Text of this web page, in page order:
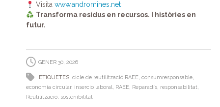
Visita www.andromines.net
Transforma residus en recursos. I històries en
futur.
GENER 30, 2026
ETIQUETES: cicle de reutilització RAEE, consumresponsable,
economia circular, insercio laboral, RAEE, Reparadís, responsabilitat,
Reutilització, sostenibilitat